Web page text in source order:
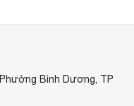
Bình Dương, TP